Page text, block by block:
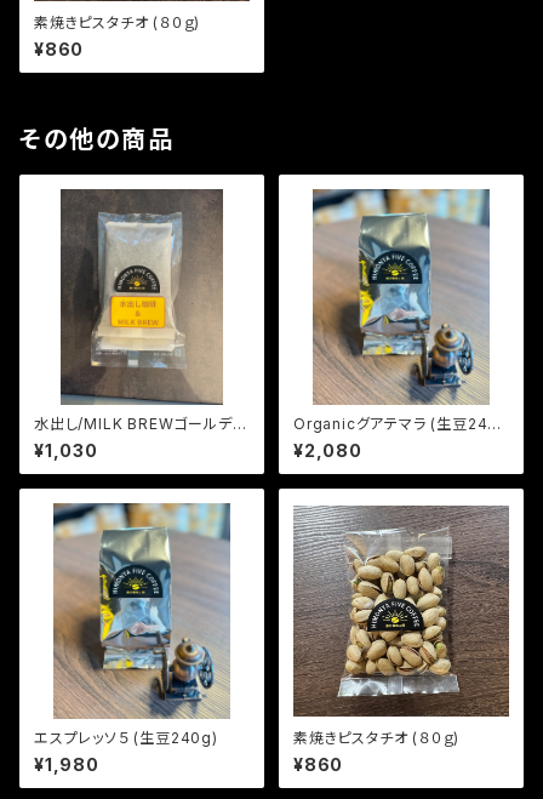
素焼きピスタチオ (８０ｇ)
¥860
その他の商品
水出し/MILK BREWゴールデン
¥1,030
Organicグアテマラ (生豆240
g)
¥2,080
エスプレッソ５ (生豆240g)
¥1,980
素焼きピスタチオ (８０ｇ)
¥860